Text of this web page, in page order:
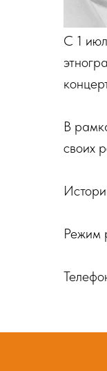
С 1
В
своих
Режим